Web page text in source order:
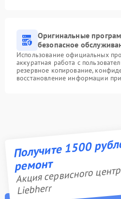
Оригинальные
безопасное
Использование официальных
аккуратная работа с
резервное копирование,
восстановление информации
Получите 1500
ремонт
Акция сервисного
Liebherr